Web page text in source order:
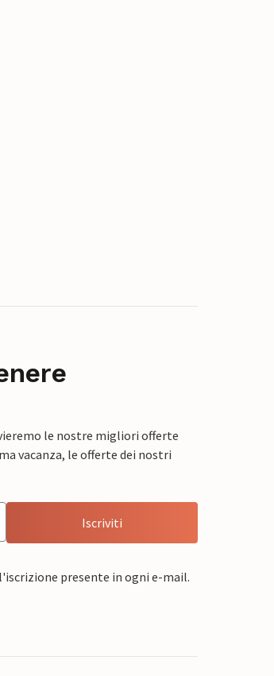
le nostre migliori offerte
vacanza, le offerte dei nostri
Iscriviti
presente in ogni e-mail.